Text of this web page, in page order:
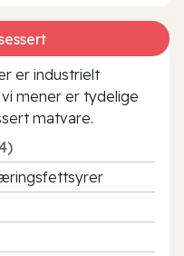
er industrielt
mener er tydelige
matvare.